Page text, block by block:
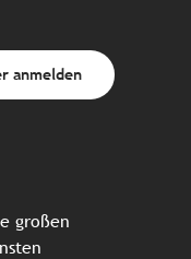
anmelden
großen